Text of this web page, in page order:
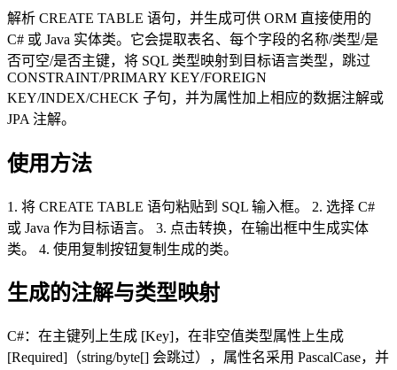
解析 CREATE TABLE 语句，并生成可供 ORM 直接使用的
C# 或 Java 实体类。它会提取表名、每个字段的名称/类型/是
否可空/是否主键，将 SQL 类型映射到目标语言类型，跳过
CONSTRAINT/PRIMARY KEY/FOREIGN
KEY/INDEX/CHECK 子句，并为属性加上相应的数据注解或
JPA 注解。
使用方法
1. 将 CREATE TABLE 语句粘贴到 SQL 输入框。 2. 选择 C#
或 Java 作为目标语言。 3. 点击转换，在输出框中生成实体
类。 4. 使用复制按钮复制生成的类。
生成的注解与类型映射
C#：在主键列上生成 [Key]，在非空值类型属性上生成
[Required]（string/byte[] 会跳过），属性名采用 PascalCase，并